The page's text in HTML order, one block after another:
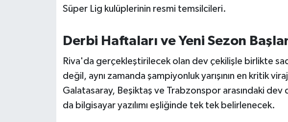
Süper Lig kulüplerinin resmi temsilcileri.
Derbi Haftaları ve Yeni Sezon
Riva'da gerçekleştirilecek olan dev çekilişle birlikte
değil, aynı zamanda şampiyonluk yarışının en kritik
Galatasaray, Beşiktaş ve Trabzonspor arasındaki dev
da bilgisayar yazılımı eşliğinde tek tek belirlenecek.
VİZYONDAKİLER